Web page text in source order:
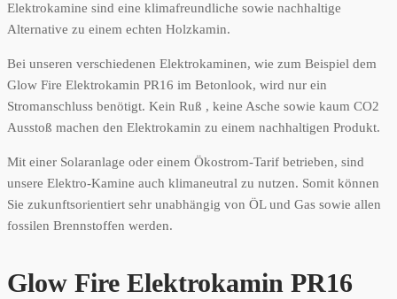
Elektrokamine sind eine klimafreundliche sowie nachhaltige
Alternative zu einem echten Holzkamin.
Bei unseren verschiedenen Elektrokaminen, wie zum Beispiel dem
Glow Fire Elektrokamin PR16 im Betonlook, wird nur ein
Stromanschluss benötigt. Kein Ruß , keine Asche sowie kaum CO2
Ausstoß machen den Elektrokamin zu einem nachhaltigen Produkt.
Mit einer Solaranlage oder einem Ökostrom-Tarif betrieben, sind
unsere Elektro-Kamine auch klimaneutral zu nutzen. Somit können
Sie zukunftsorientiert sehr unabhängig von ÖL und Gas sowie allen
fossilen Brennstoffen werden.
Glow Fire Elektrokamin PR16